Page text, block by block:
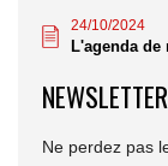
24/10/2024
L'agenda
NEWSLETTER
Ne perdez pas